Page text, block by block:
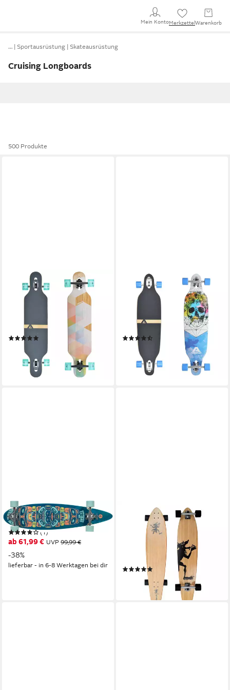
Mein KontoMerkzettel Warenkorb
… Sportausrüstung Skateausrüstung
Cruising Longboards
500 Produkte
APOLLO
Longboard Twin Tip DT
Longboard 39", aus Holz
mehrlagig verleimt für Idealen
Flex & Stabilität
lieferbar - in 5-6 Werktagen bei dir
APOLLO
Longboard Twin Tip DT
Longboard 38", aus Holz
mehrlagig verleimt für Idealen
Flex & Stabilität
(17)
89,99 €
lieferbar - in 5-6 Werktagen bei dir
+2
PLAYLIFE
Longboard Seneca
(1)
ab 61,99 € UVP 99,99 €
-38%
lieferbar - in 6-8 Werktagen bei dir
Longboard Kicktail Board -
Hawaiian Wulff - 42"
Komplettboard, Brett Classic
Shape Kicktail
74,99 €
lieferbar - in 5-6 Werktagen bei dir